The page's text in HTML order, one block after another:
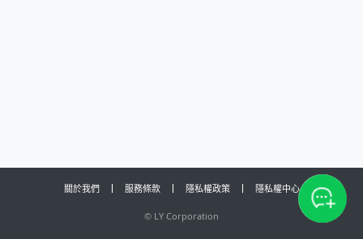
關於我們 服務條款 隱私權政策 隱私權中心
© LY Corporation